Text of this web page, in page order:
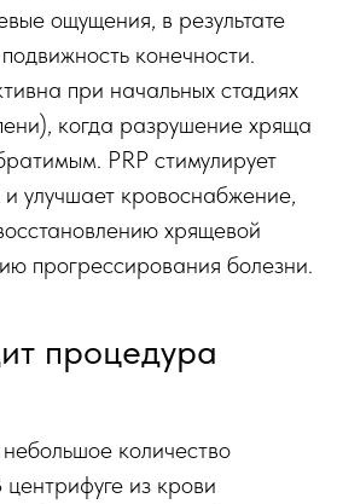
ощущения, в результате
конечности.
при начальных стадиях
когда разрушение хряща
PRP стимулирует
и улучшает кровоснабжение,
хрящевой
прогрессирования болезни.
процедура
количество
из крови